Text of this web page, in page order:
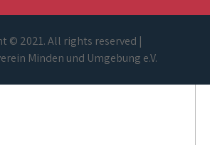
© 2021. All rights reserved |
Minden und Umgebung e.V.